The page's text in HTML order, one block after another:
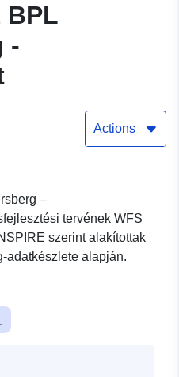
BPL
-
Actions
–
tervének WFS
szerint alakítottak
adatkészlete alapján.